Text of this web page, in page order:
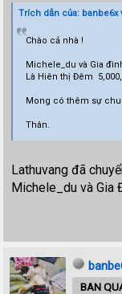
Trích dẫn của: banbe6x
Chào cả nhà !
Michele_du và Gia
Là Hiên thị Đêm
Mong có thêm sự
Thân.
Lathuvang đã
Michele_du và Gia
BAN